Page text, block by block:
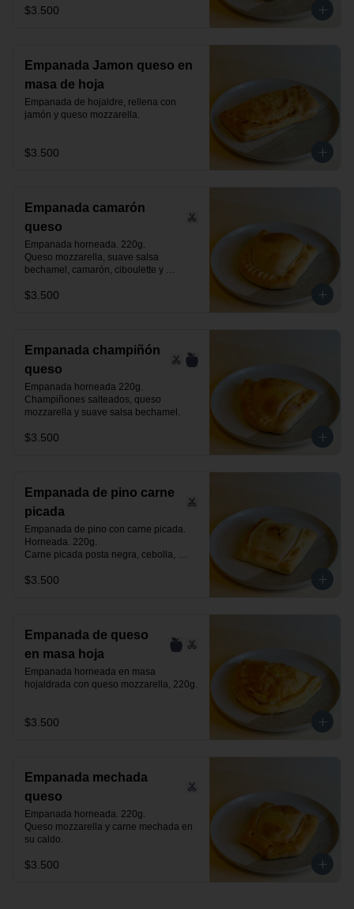
$3.500
Empanada Jamon queso en
masa de hoja
Empanada de hojaldre, rellena con
jamón y queso mozzarella.
$3.500
Empanada camarón
queso
Empanada horneada. 220g.
Queso mozzarella, suave salsa
bechamel, camarón, ciboulette y
$3.500
Empanada champiñón
queso
Empanada horneada 220g.
Champiñones salteados, queso
mozzarella y suave salsa bechamel.
$3.500
Empanada de pino carne
picada
Empanada de pino con carne picada.
Horneada. 220g.
Carne picada posta negra, cebolla,
especias.
$3.500
Empanada de queso
en masa hoja
Empanada horneada en masa
hojaldrada con queso mozzarella, 220g.
$3.500
Empanada mechada
queso
Empanada horneada. 220g.
Queso mozzarella y carne mechada en
su caldo.
$3.500